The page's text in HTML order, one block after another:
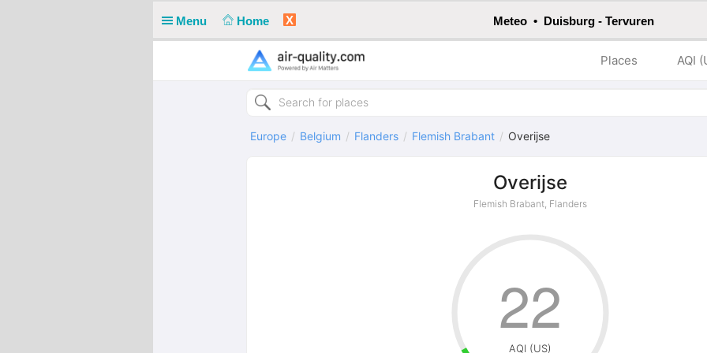
Menu Home X Meteo • Duisburg - Tervuren